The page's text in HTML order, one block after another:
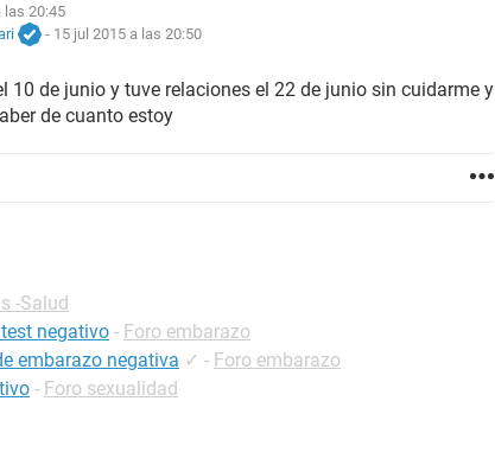
las 20:45
- 15 jul 2015 a las 20:50
10 de junio y tuve relaciones el 22 de junio sin cuidarme y
de cuanto estoy
-Salud
negativo - Foro embarazo
embarazo negativa ✓ - Foro embarazo
- Foro sexualidad